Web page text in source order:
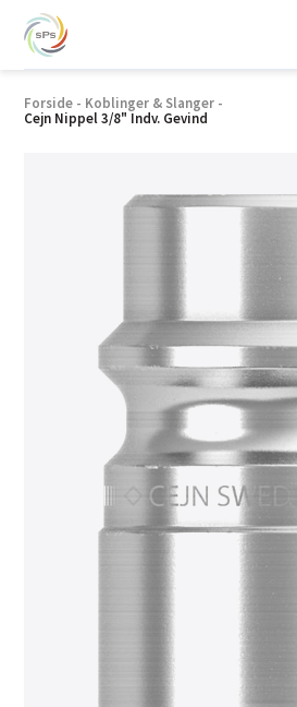
Forside - Koblinger & Slanger -
Cejn Nippel 3/8" Indv. Gevind